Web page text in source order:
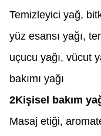
Temizleyici yağ,
yüz esansı yağı,
uçucu yağı, vücut
bakımı yağı
2Kişisel bakım
Masaj etiği,